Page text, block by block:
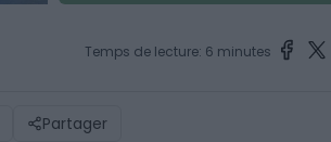
Temps de lecture: 6 minutes
Partager